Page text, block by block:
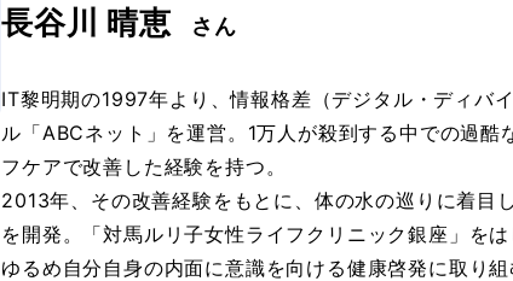
長谷川 晴恵 さん
IT黎明期の1997年より、情報格差（デジタル・ディバ
ル「ABCネット」を運営。1万人が殺到する中での過
フケアで改善した経験を持つ。
2013年、その改善経験をもとに、体の水の巡りに着目
を開発。「対馬ルリ子女性ライフクリニック銀座」を
ゆるめ自分自身の内面に意識を向ける健康啓発に取り組